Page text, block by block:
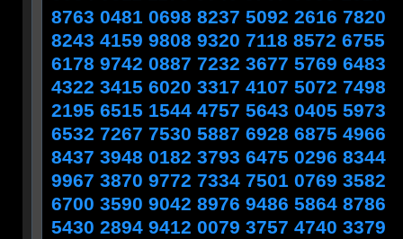
8763 0481 0698 8237 5092 2616 7820
8243 4159 9808 9320 7118 8572 6755
6178 9742 0887 7232 3677 5769 6483
4322 3415 6020 3317 4107 5072 7498
2195 6515 1544 4757 5643 0405 5973
6532 7267 7530 5887 6928 6875 4966
8437 3948 0182 3793 6475 0296 8344
9967 3870 9772 7334 7501 0769 3582
6700 3590 9042 8976 9486 5864 8786
5430 2894 9412 0079 3757 4740 3379